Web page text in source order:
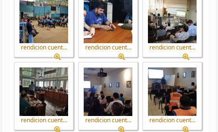
rendicion cuent... rendicion cuent... rendicion cuent...
rendicion cuent... rendicion cuent... rendicion cuent...